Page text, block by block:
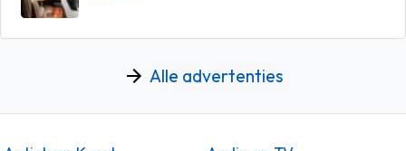
Alle advertenties